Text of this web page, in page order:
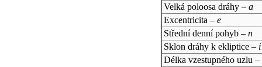
Velká poloosa dráhy – a
Excentricita – e
Střední denní pohyb – n
Sklon dráhy k ekliptice – i
Délka vzestupného uzlu –